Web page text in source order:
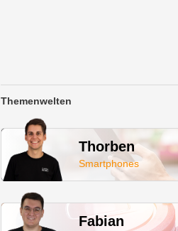
Themenwelten
Thorben
Smartphones
Fabian